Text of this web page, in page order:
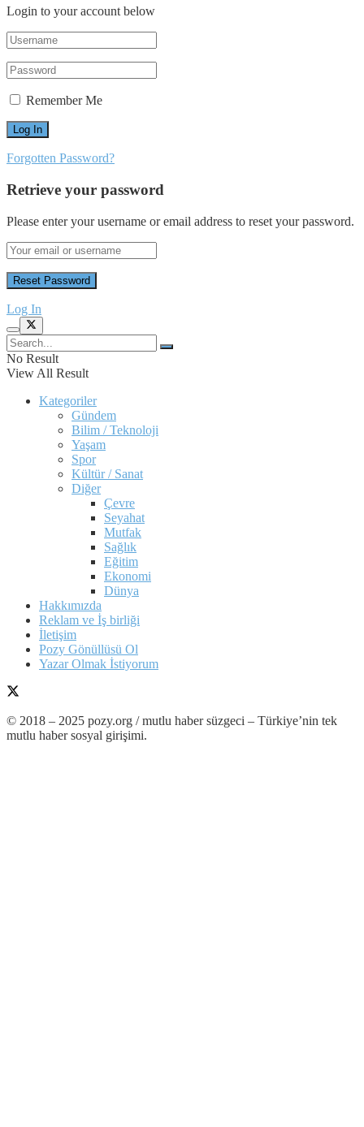
Login to your account below
Remember Me
Forgotten Password?
Retrieve your password
Please enter your username or email address to reset your password.
Log In
No Result
View All Result
Kategoriler
Gündem
Bilim / Teknoloji
Yaşam
Spor
Kültür / Sanat
Diğer
Çevre
Seyahat
Mutfak
Sağlık
Eğitim
Ekonomi
Dünya
Hakkımızda
Reklam ve İş birliği
İletişim
Pozy Gönüllüsü Ol
Yazar Olmak İstiyorum
© 2018 – 2025 pozy.org / mutlu haber süzgeci – Türkiye’nin tek
mutlu haber sosyal girişimi.